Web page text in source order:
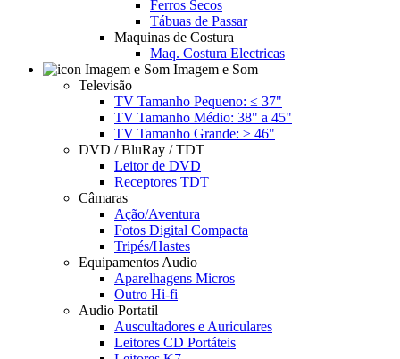
Ferros Secos
Tábuas de Passar
Maquinas de Costura
Maq. Costura Electricas
Imagem e Som
Televisão
TV Tamanho Pequeno: ≤ 37"
TV Tamanho Médio: 38" a 45"
TV Tamanho Grande: ≥ 46"
DVD / BluRay / TDT
Leitor de DVD
Receptores TDT
Câmaras
Ação/Aventura
Fotos Digital Compacta
Tripés/Hastes
Equipamentos Audio
Aparelhagens Micros
Outro Hi-fi
Audio Portatil
Auscultadores e Auriculares
Leitores CD Portáteis